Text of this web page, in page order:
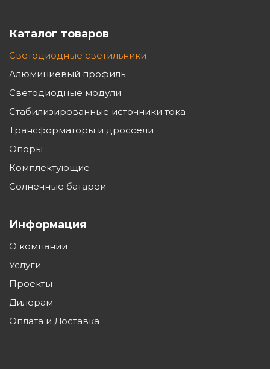
Масса светильника,
Материал корпуса
светильника
Защитное стекло
Светотехнический
Радиатор
теплоотвода
Управление по
Защита от перегрева,
Каталог товаров
Светодиодные светильники
Алюминиевый профиль
Светодиодные модули
Стабилизированные источники тока
Трансформаторы и дроссели
Опоры
Комплектующие
Солнечные батареи
Информация
О компании
Услуги
Проекты
Дилерам
Оплата и Доставка